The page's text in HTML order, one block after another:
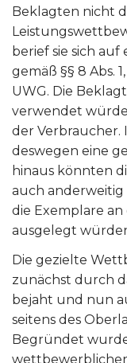
Beklagten nicht
berief sie sich
gemäß §§ 8 Abs. 1,
UWG. Die
verwendet
der Verbraucher.
deswegen eine
hinaus könnten
auch anderweitig
die Exemplare
ausgelegt
Die gezielte
zunächst durch
bejaht und nun
seitens des
Begründet wurde